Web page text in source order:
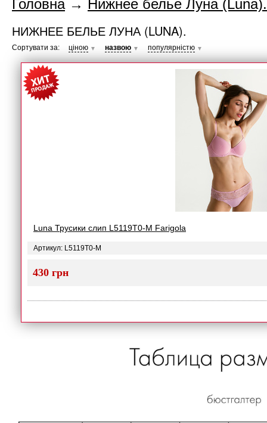
Головна→ Нижнее белье Луна (Luna).
НИЖНЕЕ БЕЛЬЕ ЛУНА (LUNA).
Сортувати за: ціною ▼ назвою ▼ популярністю ▼
Luna Трусики слип L5119T0-M Farigola
Артикул: L5119T0-M
430 грн